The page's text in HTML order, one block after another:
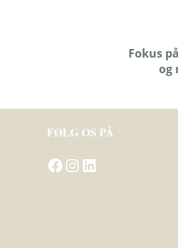
Fokus
og
FØLG OS PÅ
Gå til Skovsgård Hotel på Facebook Besøg Skovsgård Hotel på InstagramGå til Skovsgård Hotel på LinkedIn